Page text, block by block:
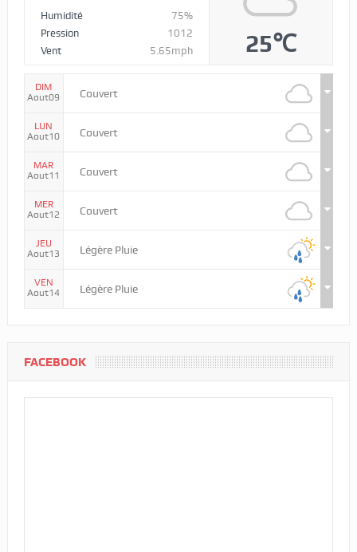
Humidité
75%
Pression
1012
Vent
5.65mph 25℃
DIM
Aout09
Couvert
LUN
Aout10
Couvert
MAR
Aout11
Couvert
MER
Aout12
Couvert
JEU
Aout13
Légère Pluie
VEN
Aout14
Légère Pluie
FACEBOOK